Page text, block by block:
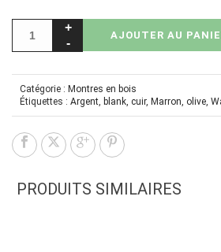
AJOUTER AU
Catégorie : Montres en bois
Étiquettes : Argent, blank, cuir, Marron, olive,
PRODUITS SIMILAIRES